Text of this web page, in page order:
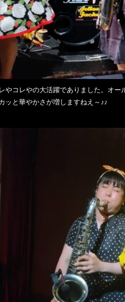
やコレやの大活躍でありました。オ
ッと華やかさが増しますねえ～♪♪